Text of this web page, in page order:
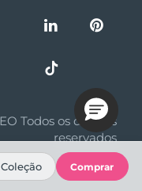
Todos os direitos
reservados
Coleção Comprar